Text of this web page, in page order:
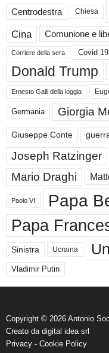
Centrodestra Chiesa
Cina Comunione e
Corriere della sera Covid 19
Donald Trump
Ernesto Galli della loggia
Germania Giorgia
Giuseppe Conte
Joseph Ratzinger
Mario Draghi
Paolo VI Papa
Papa
Sinistra Ucraina
Vladimir Putin
Copyright © 2026 Antonio
Creato da digital idea srl
Privacy - Cookie Policy